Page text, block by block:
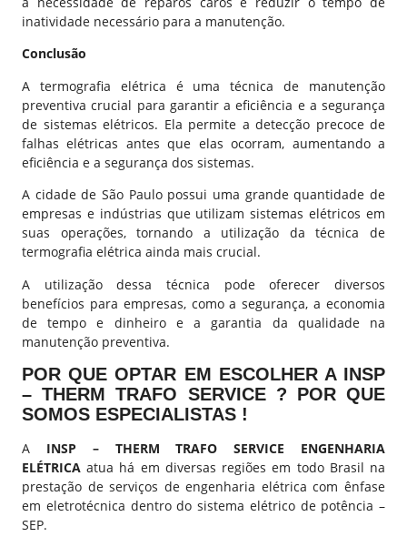
inatividade necessário para a manutenção.
Conclusão
A termografia elétrica é uma técnica de manutenção
preventiva crucial para garantir a eficiência e a segurança
de sistemas elétricos. Ela permite a detecção precoce de
falhas elétricas antes que elas ocorram, aumentando a
eficiência e a segurança dos sistemas.
A cidade de São Paulo possui uma grande quantidade de
empresas e indústrias que utilizam sistemas elétricos em
suas operações, tornando a utilização da técnica de
termografia elétrica ainda mais crucial.
A utilização dessa técnica pode oferecer diversos
benefícios para empresas, como a segurança, a economia
de tempo e dinheiro e a garantia da qualidade na
manutenção preventiva.
POR QUE OPTAR EM ESCOLHER A INSP
– THERM TRAFO SERVICE ? POR QUE
SOMOS ESPECIALISTAS !
A INSP – THERM TRAFO SERVICE ENGENHARIA
ELÉTRICA atua há em diversas regiões em todo Brasil na
prestação de serviços de engenharia elétrica com ênfase
em eletrotécnica dentro do sistema elétrico de potência –
SEP.